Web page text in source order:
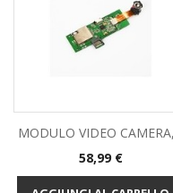
MODULO VIDEO
Prezzo
58,99 €